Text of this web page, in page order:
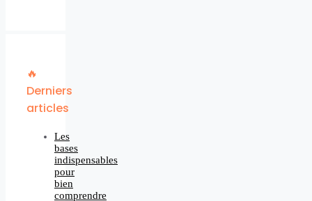
🔥
Derniers
articles
Les
bases
indispensables
pour
bien
comprendre